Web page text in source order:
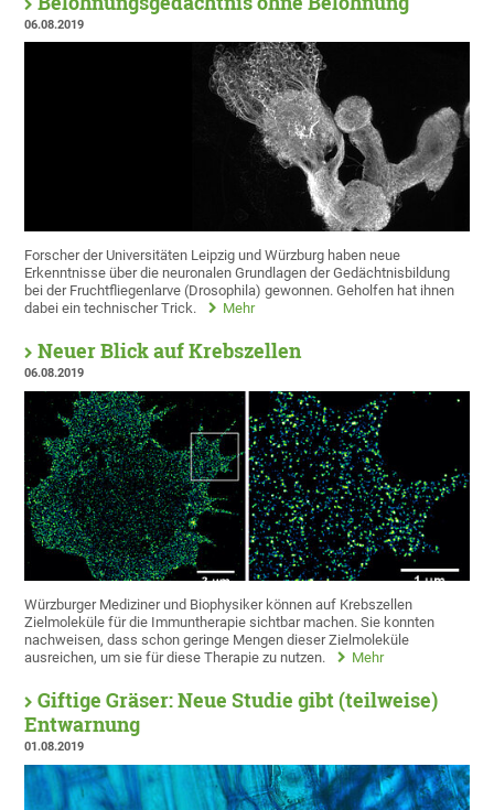
06.08.2019
Forscher der Universitäten Leipzig und Würzburg haben neue
Erkenntnisse über die neuronalen Grundlagen der Gedächtnisbildung
bei der Fruchtfliegenlarve (Drosophila) gewonnen. Geholfen hat ihnen
dabei ein technischer Trick.
Mehr
Neuer Blick auf Krebszellen
06.08.2019
Würzburger Mediziner und Biophysiker können auf Krebszellen
Zielmoleküle für die Immuntherapie sichtbar machen. Sie konnten
nachweisen, dass schon geringe Mengen dieser Zielmoleküle
ausreichen, um sie für diese Therapie zu nutzen.
Mehr
Giftige Gräser: Neue Studie gibt (teilweise)
Entwarnung
01.08.2019